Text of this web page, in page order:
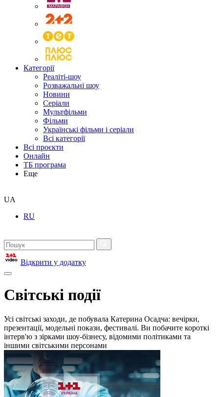
Категорії
Реаліті-шоу
Розважальні шоу
Новини
Серіали
Мультфільми
Фільми
Українські фільми і серіали
Всі категорії
Всі проєкти
Онлайн
ТБ програма
Еще
UA
RU
Відкрити у додатку
Світські події
Усі світські заходи, де побувала Катерина Осадча: вечірки,
презентації, модельні покази, фестивалі. Ви побачите короткі
інтерв'ю з зірками шоу-бізнесу, відомими політиками та
іншими світськими персонами